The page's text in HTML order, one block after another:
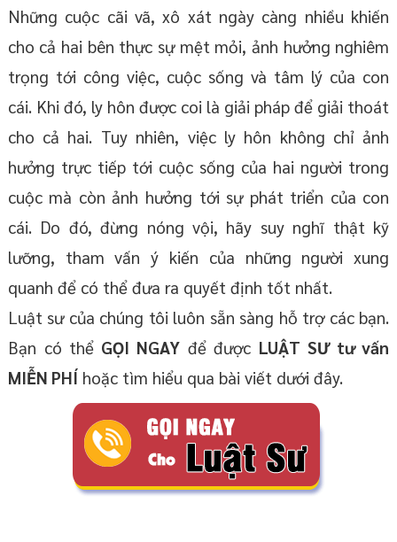
Những cuộc cãi vã, xô xát ngày càng nhiều khiến
cho cả hai bên thực sự mệt mỏi, ảnh hưởng nghiêm
trọng tới công việc, cuộc sống và tâm lý của con
cái. Khi đó, ly hôn được coi là giải pháp để giải thoát
cho cả hai. Tuy nhiên, việc ly hôn không chỉ ảnh
hưởng trực tiếp tới cuộc sống của hai người trong
cuộc mà còn ảnh hưởng tới sự phát triển của con
cái. Do đó, đừng nóng vội, hãy suy nghĩ thật kỹ
lưỡng, tham vấn ý kiến của những người xung
quanh để có thể đưa ra quyết định tốt nhất.
Luật sư của chúng tôi luôn sẵn sàng hỗ trợ các bạn.
Bạn có thể GỌI NGAYđể được LUẬT SƯ tư vấn
MIỄN PHÍhoặc tìm hiểu qua bài viết dưới đây.